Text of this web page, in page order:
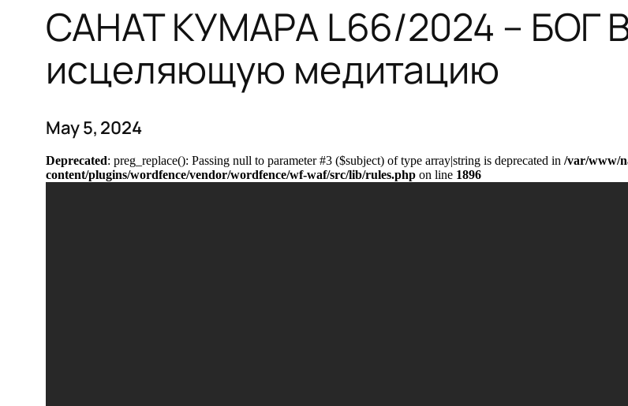
САНАТ КУМАРА L66/2024 – БОГ
исцеляющую медитацию
May 5, 2024